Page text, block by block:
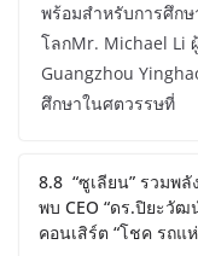
พร้อมสำหรับการศึก
โลกMr. Michael Li
Guangzhou
ศึกษาในศตวรรษที่
8.8 “ซูเลียน” รวมพ
พบ CEO “ดร.ปิยะวั
คอนเสิร์ต “โชค รถแห่